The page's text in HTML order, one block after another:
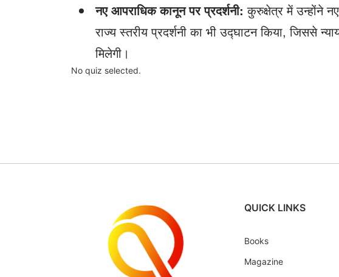
नए आपराधिक कानून पर प्रदर्शनी: कुरुक्षेत्र में उन्होंने
राज्य स्तरीय प्रदर्शनी का भी उद्घाटन किया, जिससे
मिलेगी।
No quiz selected.
QUICK LINKS
Books
Magazine